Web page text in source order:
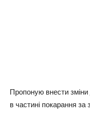
Пропоную внести зміни
в частині покарання